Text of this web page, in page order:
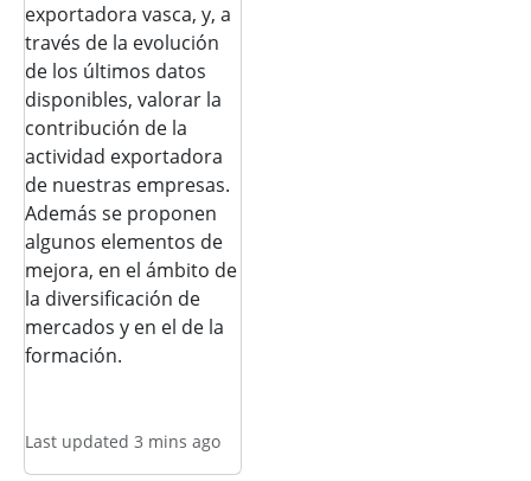
exportadora vasca, y, a
través de la evolución
de los últimos datos
disponibles, valorar la
contribución de la
actividad exportadora
de nuestras empresas.
Además se proponen
algunos elementos de
mejora, en el ámbito de
la diversificación de
mercados y en el de la
formación.
Last updated 3 mins ago